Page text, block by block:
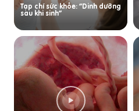
Tạp chí sức khỏe: “Dinh dưỡng
sau khi sinh”